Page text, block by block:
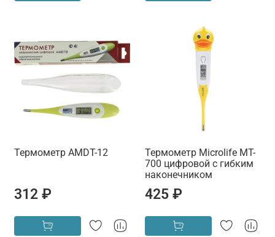
Термометр AMDT-12
312 ₽
Термометр Microlife MT-
700 цифровой с гибким
наконечником
425 ₽